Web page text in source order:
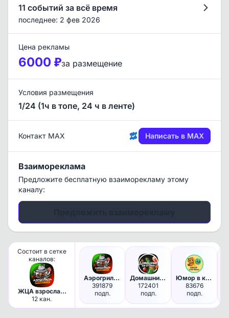
11 событий за всё время
последнее: 2 фев 2026
Цена рекламы
6000 ₽за размещение
Условия размещения
1/24 (1ч в топе, 24 ч в ленте)
Контакт MAX Написать в MAX
Взаимореклама
Предложите бесплатную взаиморекламу этому
каналу:
Состоит в сетке
каналов:
ЖЦА взрослая,
платёжеспособная
12 кан.
Аэрогриль | Рецепты
391879
подп.
Домашние Заготовки | Консерва…
172401
подп.
Юмор в картинках
83676
подп.